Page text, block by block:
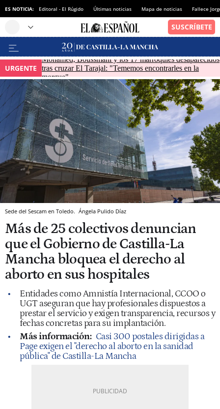
ES NOTICIA: Editoral - El Rúgido Últimas noticias Mapa de noticias Fallece
URGENTE
Mohamed, Boussmahi y los 17 marroquíes desaparecidos
tras cruzar El Tarajal: "Tememos encontrarles en la
morgue"
Sede del Sescam en Toledo. Ángela Pulido Díaz
Más de 25 colectivos denuncian
que el Gobierno de Castilla-La
Mancha bloquea el derecho al
aborto en sus hospitales
Entidades como Amnistía Internacional, CCOO o
UGT aseguran que hay profesionales dispuestos a
prestar el servicio y exigen transparencia, recursos y
fechas concretas para su implantación.
Más información: Casi 300 postales dirigidas a
Page exigen el "derecho al aborto en la sanidad
pública" de Castilla-La Mancha